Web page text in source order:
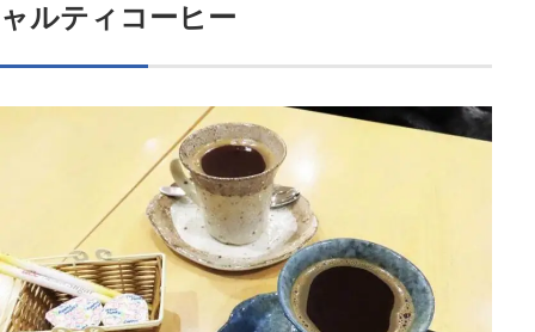
ャルティコーヒー